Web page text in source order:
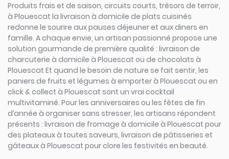
Produits frais et de saison, circuits courts, trésors de terroir,
à Plouescat la livraison à domicile de plats cuisinés
redonne le sourire aux pauses déjeuner et aux diners en
famille. A chaque envie, un artisan passionné propose une
solution gourmande de première qualité : livraison de
charcuterie à domicile à Plouescat ou de chocolats à
Plouescat Et quand le besoin de nature se fait sentir, les
paniers de fruits et légumes à emporter à Plouescat ou en
click & collect à Plouescat sont un vrai cocktail
multivitaminé. Pour les anniversaires ou les fêtes de fin
d’année à organiser sans stresser, les artisans répondent
présents : livraison de fromage à domicile à Plouescat pour
des plateaux à toutes saveurs, livraison de pâtisseries et
gâteaux à Plouescat pour clore les festivités en beauté.